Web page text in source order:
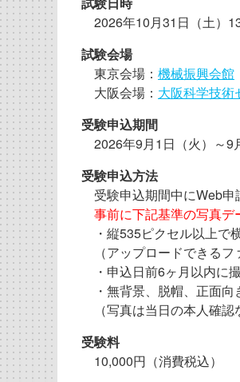
2026年10月31日（土）
試験会場
東京会場： 機械振興会館
大阪会場： 大阪科学技術
受験申込期間
2026年9月1日（火）～9
受験申込方法
受験申込期間中にWeb申
事前に下記基準の写真デ
・縦535ピクセル以上で
（アップロードできるフ
・申込日前6ヶ月以内に
・無背景、脱帽、正面向
（写真は当日の本人確認
受験料
10,000円（消費税込）